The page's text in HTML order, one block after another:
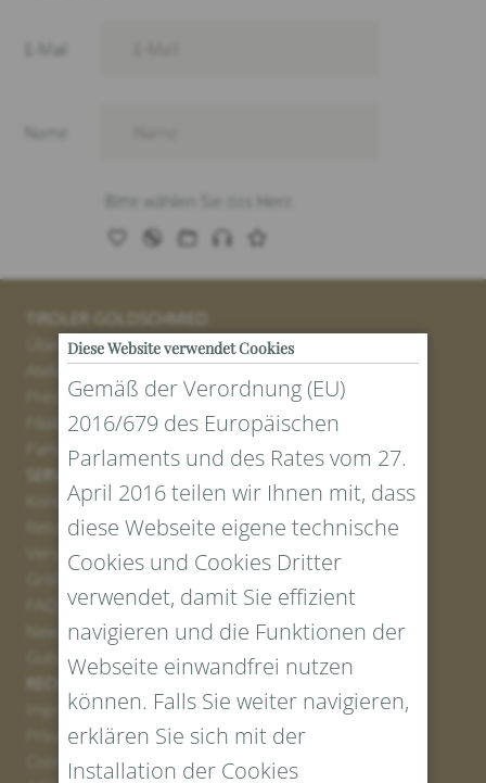
TIROLER GOLDSCHMIED
Über uns
Atelier
Presse
Filialen
Partner
SERVICE
Kontakt
Retourenportal
Versand
Newsletter Anmelden
Gutschein erstellen
RECHTLICHES UND DATENSCHUTZ
Impressum
Privacy Policy
Cookies
Diese Website verwendet Cookies
Gemäß der Verordnung (EU)
2016/679 des Europäischen
Parlaments und des Rates vom 27.
April 2016 teilen wir Ihnen mit, dass
diese Webseite eigene technische
Cookies und Cookies Dritter
verwendet, damit Sie effizient
navigieren und die Funktionen der
Webseite einwandfrei nutzen
können. Falls Sie weiter navigieren,
erklären Sie sich mit der
Installation der Cookies